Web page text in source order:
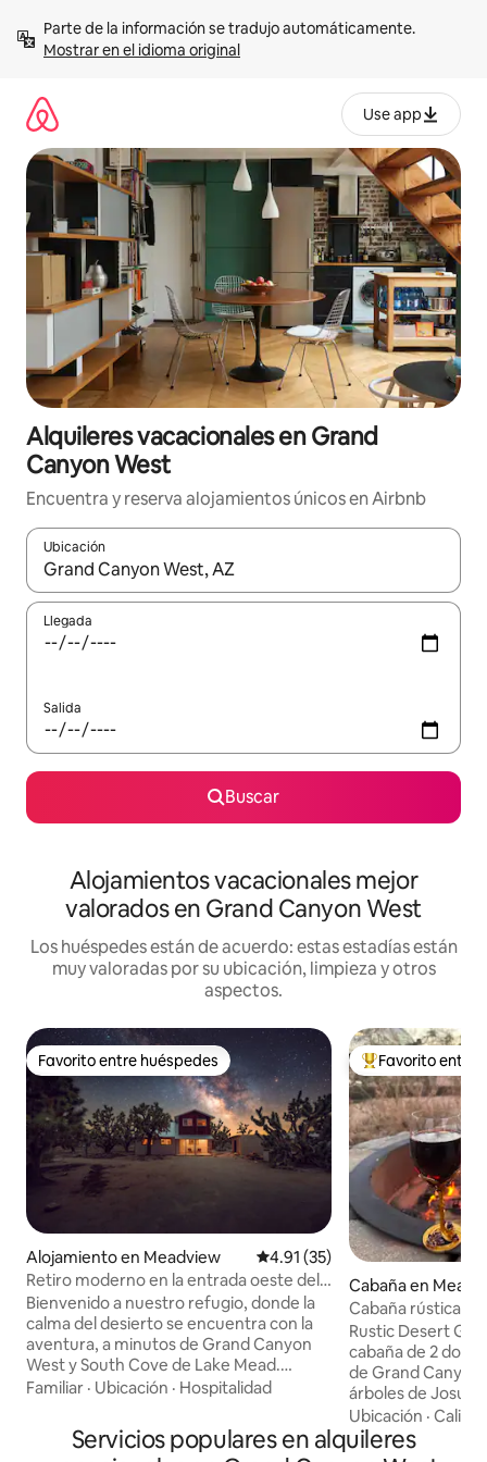
contenidoMostrar en el idioma original
Use app
Alquileres vacacionales en Grand
Canyon West
Encuentra y reserva alojamientos únicos en Airbnb
Ubicación
Cuando los resultados estén disponibles, navega con las
Llegada
Salida
Buscar
Alojamientos vacacionales mejor
valorados en Grand Canyon West
Los huéspedes están de acuerdo: estas estadías están
muy valoradas por su ubicación, limpieza y otros
aspectos.
Favorito entre huéspedes
Favorito entre huéspedes
Alojamiento en Meadview Calificación promedio: 4.91 de
4.91 (35)
Retiro moderno en la entrada oeste del
Gran Cañón
Bienvenido a nuestro refugio, donde la
calma del desierto se encuentra con la
aventura, a minutos de Grand Canyon
West y South Cove de Lake Mead.
Ubicada bajo grandes cielos con vistas a
de 2 dormitorios y 2 baños
completamente remodelada ofrece
Familiar · Ubicación · Hospitalidad
Favorito entre
Favorito entre
Cabaña en
Cabaña rústica
vista al Gran
Rustic Desert
cabaña de 2
de Grand
árboles de Josué
desierto, un
puestas de sol y
para observar las
Ubicación ·
Servicios populares en alquileres